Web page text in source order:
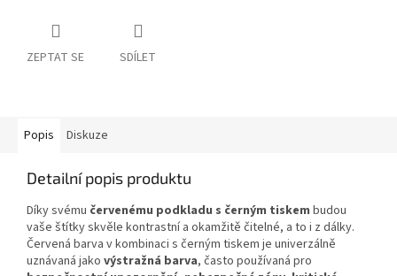
ZEPTAT SE SDÍLET
Popis Diskuze
Detailní popis produktu
Díky svému červenému podkladu s černým tiskem budou
vaše štítky skvěle kontrastní a okamžitě čitelné, a to i z dálky.
Červená barva v kombinaci s černým tiskem je univerzálně
uznávaná jako výstražná barva, často používaná pro